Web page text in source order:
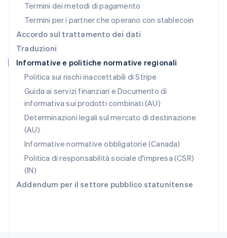
Termini dei metodi di pagamento
Termini per i partner che operano con stablecoin
Accordo sul trattamento dei dati
Traduzioni
Informative e politiche normative regionali
Politica sui rischi inaccettabili di Stripe
Guida ai servizi finanziari e Documento di
informativa sui prodotti combinati (AU)
Determinazioni legali sul mercato di destinazione
(AU)
Informative normative obbligatorie (Canada)
Politica di responsabilità sociale d'impresa (CSR)
(IN)
Addendum per il settore pubblico statunitense
RAS di Hong Kong, Cina
English 简体中文
Regno Unito
Repubblica Ceca
English
Romania
Singapore
English简体中文
Slovacchia
English
EnglishItaliano
Spagna
Español
EnglishEspañol 简体中文